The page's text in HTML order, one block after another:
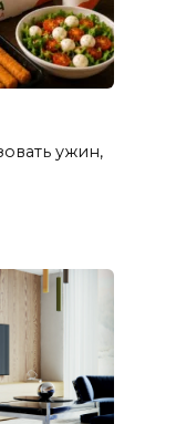
ужин,